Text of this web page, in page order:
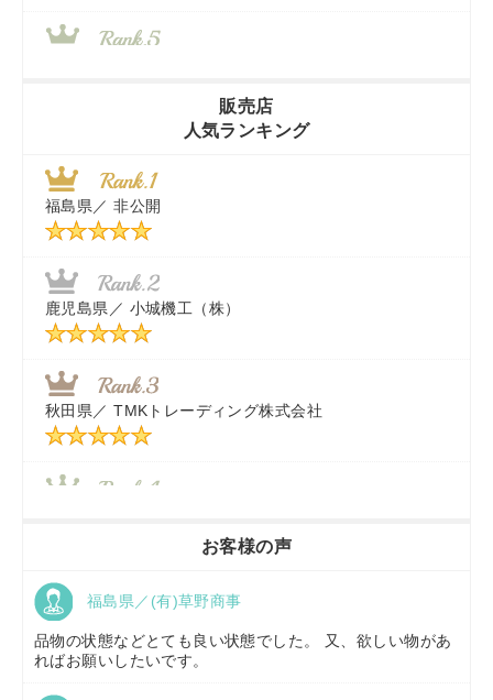
近江商事合同会社：「茨城中古農建機販売」
千葉県／ 株式会社テクノ・タカ
福岡県／株式会社カドワキ機械（旧ナカガワ農機商会）
東京都／
秋田県／ TMKトレーディング株式会社
販売店
人気ランキング
福島県／ 非公開
鹿児島県／ 小城機工（株）
秋田県／ TMKトレーディング株式会社
京都府／
お客様の声
福島県／(有)草野商事
品物の状態などとても良い状態でした。 又、欲しい物があ
ればお願いしたいです。